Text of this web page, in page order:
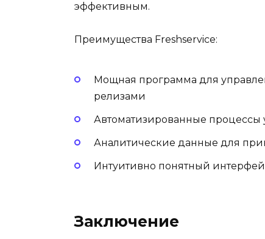
эффективным.
Преимущества Freshservice:
Мощная программа для
релизами
Автоматизированные
Аналитические данные для
Интуитивно понятный
Заключение